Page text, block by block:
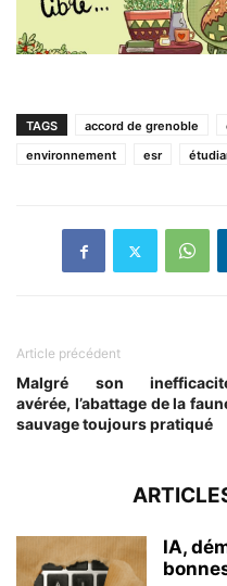
TAGS accord de grenoble
environnement
esr
Article précédent
Malgré son
avérée, l’abattage de la
sauvage toujours pratiqué
IA,